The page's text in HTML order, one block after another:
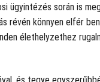
ügyintézés során is
könnyen elfér
élethelyzethez